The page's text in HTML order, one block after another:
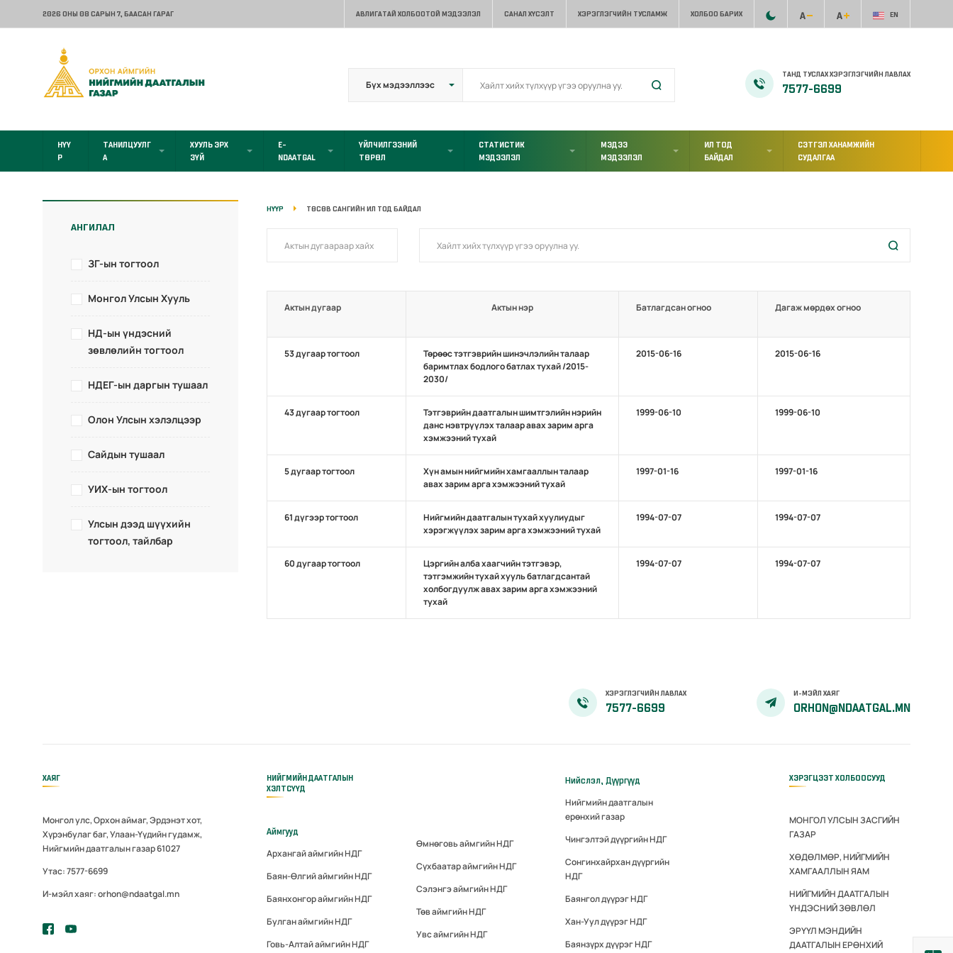
2026 ОНЫ 08 САРЫН 7, БААСАН ГАРАГ АВЛИГАТАЙ ХОЛБООТОЙ МЭДЭЭЛЭЛ САНАЛ ХҮСЭЛТ ХЭРЭГЛЭГЧИЙН ТУСЛАМЖ ХОЛБОО БАРИХ EN
ТАНД ТУСЛАХ ХЭРЭГЛЭГЧИЙН ЛАВЛАХ
7577-6699
НҮҮ
Р
ТАНИЛЦУУЛГ
А
ХУУЛЬ ЭРХ
ЗҮЙ
E-
NDAATGAL
ҮЙЛЧИЛГЭЭНИЙ
ТӨРӨЛ
СТАТИСТИК
МЭДЭЭЛЭЛ
МЭДЭЭ
МЭДЭЭЛЭЛ
ИЛ ТОД
БАЙДАЛ
СЭТГЭЛ ХАНАМЖИЙН
СУДАЛГАА
АНГИЛАЛ
ЗГ-ын тогтоол
Монгол Улсын Хууль
НД-ын үндэсний
зөвлөлийн тогтоол
НДЕГ-ын даргын тушаал
Олон Улсын хэлэлцээр
Сайдын тушаал
УИХ-ын тогтоол
Улсын дээд шүүхийн
тогтоол, тайлбар
НҮҮР ТӨСӨВ САНГИЙН ИЛ ТОД БАЙДАЛ
Актын дугаар Актын нэр Батлагдсан огноо Дагаж мөрдөх огноо
53 дугаар тогтоол
Төрөөс тэтгэврийн шинэчлэлийн талаар
баримтлах бодлого батлах тухай /2015-
2030/
2015-06-16 2015-06-16
43 дугаар тогтоол
Тэтгэврийн даатгалын шимтгэлийн нэрийн
данс нэвтрүүлэх талаар авах зарим арга
хэмжээний тухай
1999-06-10 1999-06-10
5 дугаар тогтоол
Хүн амын нийгмийн хамгааллын талаар
авах зарим арга хэмжээний тухай
1997-01-16 1997-01-16
61 дүгээр тогтоол
Нийгмийн даатгалын тухай хуулиудыг
хэрэгжүүлэх зарим арга хэмжээний тухай
1994-07-07 1994-07-07
60 дугаар тогтоол
Цэргийн алба хаагчийн тэтгэвэр,
тэтгэмжийн тухай хууль батлагдсантай
холбогдуулж авах зарим арга хэмжээний
тухай
1994-07-07 1994-07-07
ХЭРЭГЛЭГЧИЙН ЛАВЛАХ
7577-6699
И-МЭЙЛ ХАЯГ
ORHON@NDAATGAL.MN
ХАЯГ
Монгол улс, Орхон аймаг, Эрдэнэт хот,
Хүрэнбулаг баг, Улаан-Үүдийн гудамж,
Нийгмийн даатгалын газар 61027
Утас: 7577-6699
И-мэйл хаяг: orhon@ndaatgal.mn
НИЙГМИЙН ДААТГАЛЫН
ХЭЛТСҮҮД
Аймгууд
Архангай аймгийн НДГ
Баян-Өлгий аймгийн НДГ
Баянхонгор аймгийн НДГ
Булган аймгийн НДГ
Говь-Алтай аймгийн НДГ
Өмнөговь аймгийн НДГ
Сүхбаатар аймгийн НДГ
Сэлэнгэ аймгийн НДГ
Төв аймгийн НДГ
Увс аймгийн НДГ
Нийслэл, Дүүргүүд
Нийгмийн даатгалын
ерөнхий газар
Чингэлтэй дүүргийн НДГ
Сонгинхайрхан дүүргийн
НДГ
Баянгол дүүрэг НДГ
Хан-Уул дүүрэг НДГ
Баянзүрх дүүрэг НДГ
ХЭРЭГЦЭЭТ ХОЛБООСУУД
МОНГОЛ УЛСЫН ЗАСГИЙН
ГАЗАР
ХӨДӨЛМӨР, НИЙГМИЙН
ХАМГААЛЛЫН ЯАМ
НИЙГМИЙН ДААТГАЛЫН
ҮНДЭСНИЙ ЗӨВЛӨЛ
ЭРҮҮЛ МЭНДИЙН
ДААТГАЛЫН ЕРӨНХИЙ